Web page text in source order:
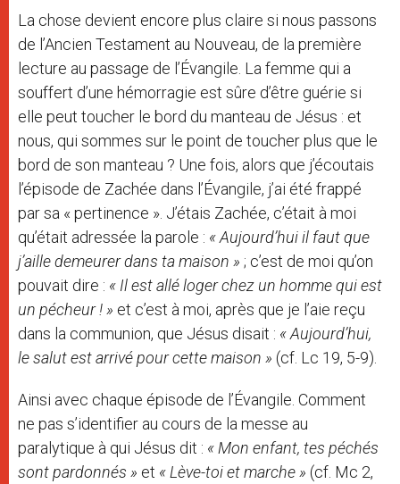
La chose devient encore plus claire si nous passons
de l’Ancien Testament au Nouveau, de la première
lecture au passage de l’Évangile. La femme qui a
souffert d’une hémorragie est sûre d’être guérie si
elle peut toucher le bord du manteau de Jésus : et
nous, qui sommes sur le point de toucher plus que le
bord de son manteau ? Une fois, alors que j’écoutais
l’épisode de Zachée dans l’Évangile, j’ai été frappé
par sa « pertinence ». J’étais Zachée, c’était à moi
qu’était adressée la parole : « Aujourd’hui il faut que
j’aille demeurer dans ta maison » ; c’est de moi qu’on
pouvait dire : « Il est allé loger chez un homme qui est
un pécheur ! » et c’est à moi, après que je l’aie reçu
dans la communion, que Jésus disait : « Aujourd’hui,
le salut est arrivé pour cette maison » (cf. Lc 19, 5-9).
Ainsi avec chaque épisode de l’Évangile. Comment
ne pas s’identifier au cours de la messe au
paralytique à qui Jésus dit : « Mon enfant, tes péchés
sont pardonnés » et « Lève-toi et marche » (cf. Mc 2,